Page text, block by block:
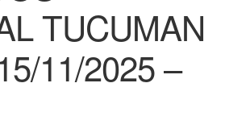
TUCUMAN
11/2025 –